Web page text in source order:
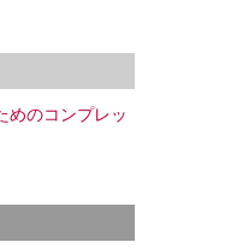
めのコンプレッ